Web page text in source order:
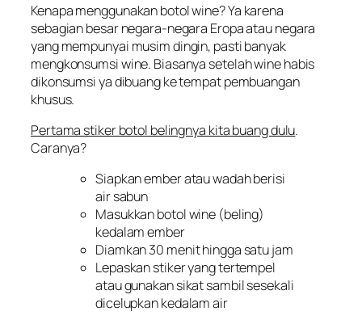
Kenapa menggunakan botol wine? Ya karena
sebagian besar negara-negara Eropa atau negara
yang mempunyai musim dingin, pasti banyak
mengkonsumsi wine. Biasanya setelah wine habis
dikonsumsi ya dibuang ke tempat pembuangan
khusus.
Pertama stiker botol belingnya kita buang dulu.
Caranya?
Siapkan ember atau wadah berisi
air sabun
Masukkan botol wine (beling)
kedalam ember
Diamkan 30 menit hingga satu jam
Lepaskan stiker yang tertempel
atau gunakan sikat sambil sesekali
dicelupkan kedalam air